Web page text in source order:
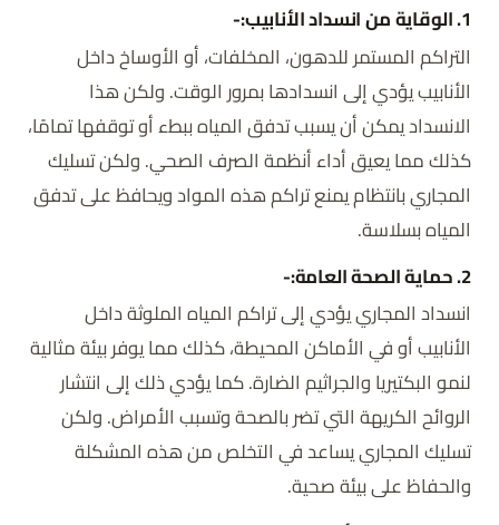
1. الوقاية من انسداد الأنابيب:-
التراكم المستمر للدهون، المخلفات، أو الأوساخ داخل
الأنابيب يؤدي إلى انسدادها بمرور الوقت. ولكن هذا
الانسداد يمكن أن يسبب تدفق المياه ببطء أو توقفها تمامًا،
كذلك مما يعيق أداء أنظمة الصرف الصحي. ولكن تسليك
المجاري بانتظام يمنع تراكم هذه المواد ويحافظ على تدفق
المياه بسلاسة.
2. حماية الصحة العامة:-
انسداد المجاري يؤدي إلى تراكم المياه الملوثة داخل
الأنابيب أو في الأماكن المحيطة، كذلك مما يوفر بيئة مثالية
لنمو البكتيريا والجراثيم الضارة. كما يؤدي ذلك إلى انتشار
الروائح الكريهة التي تضر بالصحة وتسبب الأمراض. ولكن
تسليك المجاري يساعد في التخلص من هذه المشكلة
والحفاظ على بيئة صحية.